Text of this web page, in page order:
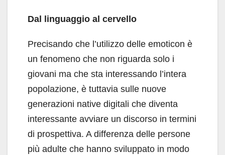
Dal linguaggio al cervello
Precisando che l’utilizzo delle emoticon è
un fenomeno che non riguarda solo i
giovani ma che sta interessando l’intera
popolazione, è tuttavia sulle nuove
generazioni native digitali che diventa
interessante avviare un discorso in termini
di prospettiva. A differenza delle persone
più adulte che hanno sviluppato in modo